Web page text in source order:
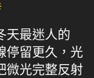
天最迷人的
停留更久，光
微光完整反射